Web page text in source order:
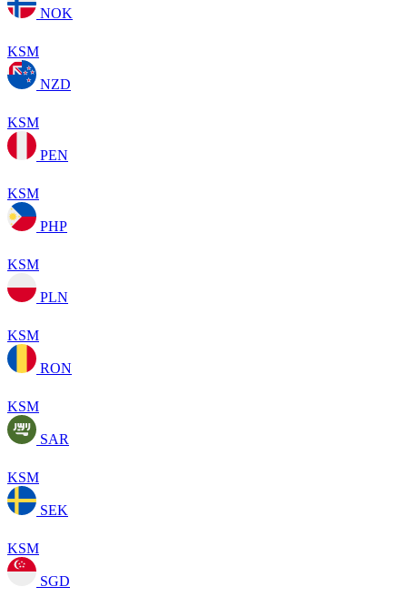
NOK
KSM
NZD
KSM
PEN
KSM
PHP
KSM
PLN
KSM
RON
KSM
SAR
KSM
SEK
KSM
SGD